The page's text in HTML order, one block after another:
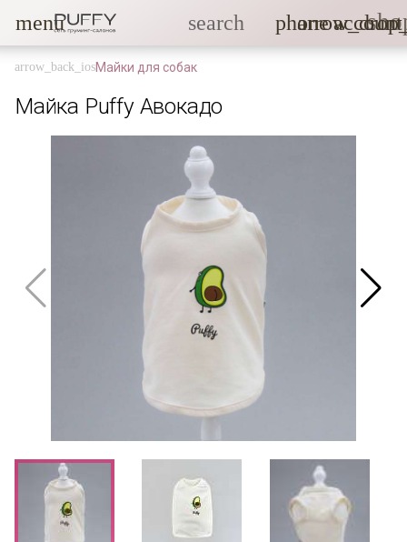
menu search phone
Майки для собак
Майка Puffy Авокадо